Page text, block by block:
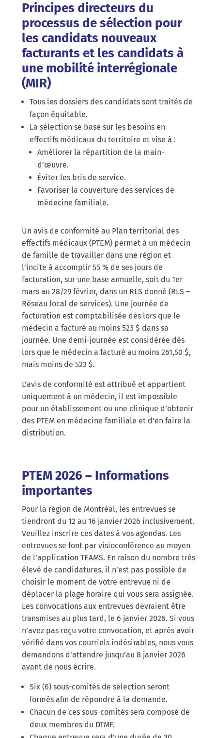
Principes directeurs du
processus de sélection pour
les candidats nouveaux
facturants et les candidats à
une mobilité interrégionale
(MIR)
Tous les dossiers des candidats sont traités de
façon équitable.
La sélection se base sur les besoins en
effectifs médicaux du territoire et vise à :
Améliorer la répartition de la main-
d’œuvre.
Éviter les bris de service.
Favoriser la couverture des services de
médecine familiale.
Un avis de conformité au Plan territorial des
effectifs médicaux (PTEM) permet à un médecin
de famille de travailler dans une région et
l’incite à accomplir 55 % de ses jours de
facturation, sur une base annuelle, soit du 1er
mars au 28/29 février, dans un RLS donné (RLS –
Réseau local de services). Une journée de
facturation est comptabilisée dès lors que le
médecin a facturé au moins 523 $ dans sa
journée. Une demi-journée est considérée dès
lors que le médecin a facturé au moins 261,50 $,
mais moins de 523 $.
L’avis de conformité est attribué et appartient
uniquement à un médecin, il est impossible
pour un établissement ou une clinique d’obtenir
des PTEM en médecine familiale et d’en faire la
distribution.
PTEM 2026 – Informations
importantes
Pour la région de Montréal, les entrevues se
tiendront du 12 au 16 janvier 2026 inclusivement.
Veuillez inscrire ces dates à vos agendas. Les
entrevues se font par visioconférence au moyen
de l’application TEAMS. En raison du nombre très
élevé de candidatures, il n’est pas possible de
choisir le moment de votre entrevue ni de
déplacer la plage horaire qui vous sera assignée.
Les convocations aux entrevues devraient être
transmises au plus tard, le 6 janvier 2026. Si vous
n’avez pas reçu votre convocation, et après avoir
vérifié dans vos courriels indésirables, nous vous
demandons d’attendre jusqu’au 8 janvier 2026
avant de nous écrire.
Six (6) sous-comités de sélection seront
formés afin de répondre à la demande.
Chacun de ces sous-comités sera composé de
deux membres du DTMF.